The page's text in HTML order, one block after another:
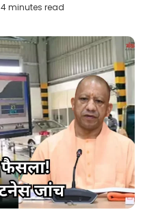
4 minutes read